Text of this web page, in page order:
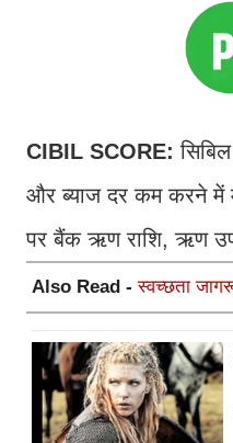
CIBIL SCORE:
और ब्याज दर कम करने में
पर बैंक ऋण राशि, ऋण
Also Read -स्वच्छता